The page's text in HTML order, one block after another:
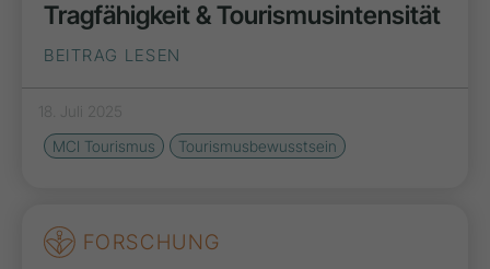
Tragfähigkeit & Tourismusintensität
BEITRAG LESEN
18. Juli 2025
MCI Tourismus
Tourismusbewusstsein
FORSCHUNG